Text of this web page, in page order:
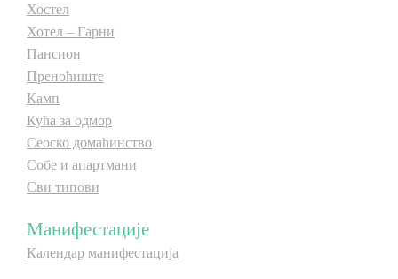
Хостел
Хотел – Гарни
Пансион
Преноћиште
Камп
Кућа за одмор
Сеоско домаћинство
Собе и апартмани
Сви типови
Манифестације
Календар манифестација